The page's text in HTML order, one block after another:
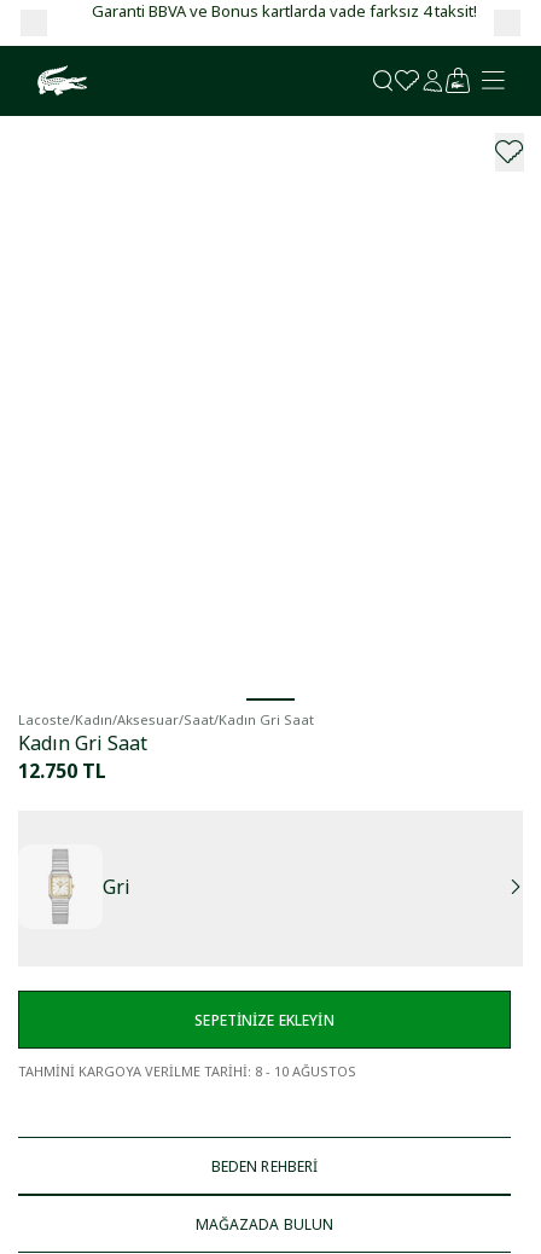
Garanti BBVA ve Bonus kartlarda vade farksız 4 taksit!
Lacoste/Kadın/Aksesuar/Saat/Kadın Gri Saat
Kadın Gri Saat
12.750 TL
Gri
SEPETİNİZE EKLEYİN
TAHMİNİ KARGOYA VERİLME TARİHİ: 8 - 10 AĞUSTOS
BEDEN REHBERİ
MAĞAZADA BULUN